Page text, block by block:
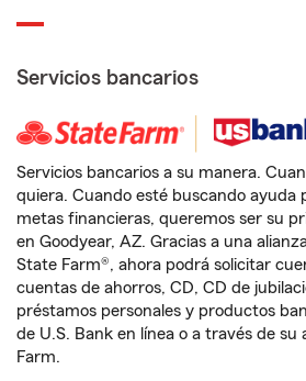
Servicios bancarios
Servicios bancarios a su manera.
quiera. Cuando esté buscando ayuda
metas financieras, queremos ser su
en Goodyear, AZ. Gracias a una
State Farm®, ahora podrá solicitar
cuentas de ahorros, CD, CD de
préstamos personales y productos
de U.S. Bank en línea o a través de su
Farm.